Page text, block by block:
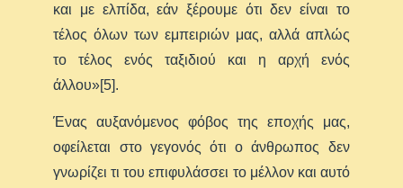
και με ελπίδα, εάν ξέρουμε ότι δεν είναι το
τέλος όλων των εμπειριών μας, αλλά απλώς
το τέλος ενός ταξιδιού και η αρχή ενός
άλλου»[5].
Ένας αυξανόμενος φόβος της εποχής μας,
οφείλεται στο γεγονός ότι ο άνθρωπος δεν
γνωρίζει τι του επιφυλάσσει το μέλλον και αυτό